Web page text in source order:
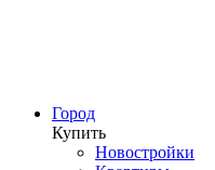
Город
Купить
Новостройки